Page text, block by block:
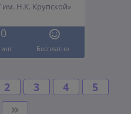
Н.К. Крупской»
Бесплатно
2 3 4 5